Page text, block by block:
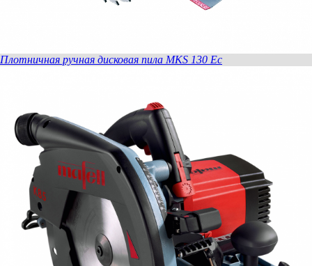
Плотничная ручная дисковая пила MKS 130 Ec